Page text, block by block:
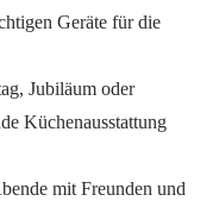
Geräte für die
Jubiläum oder
Küchenausstattung
mit Freunden und